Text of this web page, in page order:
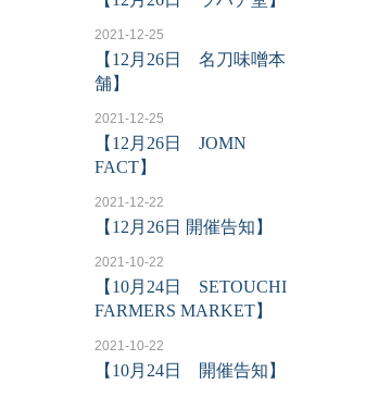
2021-12-25
【12月26日 名刀味噌本
舗】
2021-12-25
【12月26日 JOMN
FACT】
2021-12-22
【12月26日 開催告知】
2021-10-22
【10月24日 SETOUCHI
FARMERS MARKET】
2021-10-22
【10月24日 開催告知】